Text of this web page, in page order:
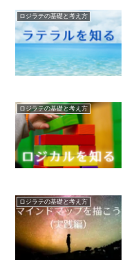
ロジラテの基礎と考え方
ロジラテの基礎と考え方
ロジラテの基礎と考え方